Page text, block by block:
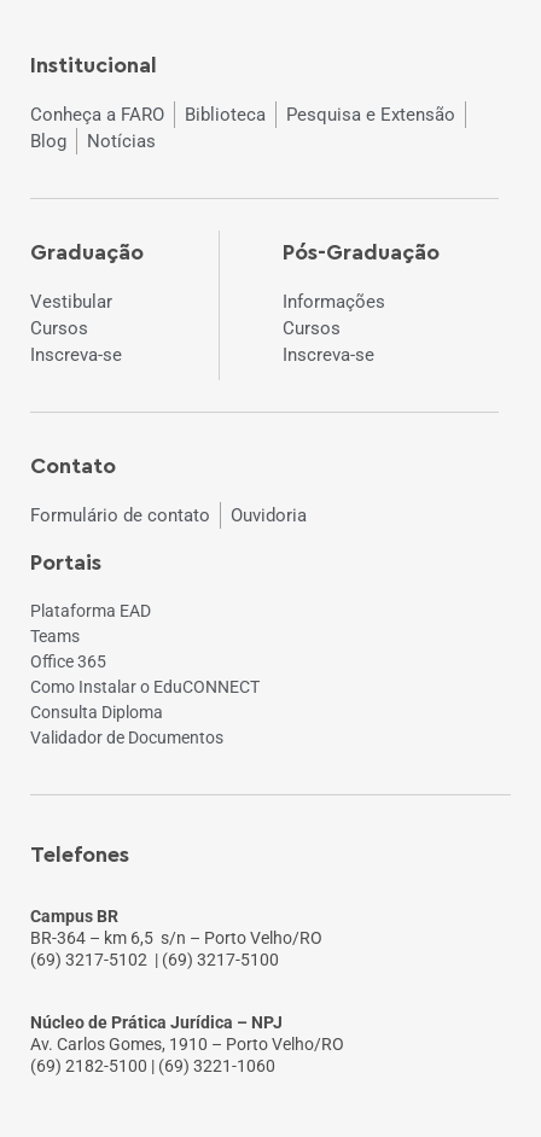
Institucional
Conheça a FARO Biblioteca
Pesquisa e Extensão
Blog
Notícias
Graduação
Vestibular
Cursos
Inscreva-se
Pós-Graduação
Informações
Cursos
Inscreva-se
Contato
Formulário de contato Ouvidoria
Portais
Plataforma EAD
Teams
Office 365
Como Instalar o EduCONNECT
Consulta Diploma
Validador de Documentos
Telefones
Campus BR
BR-364 – km 6,5 s/n – Porto Velho/RO
(69) 3217-5102 | (69) 3217-5100
Núcleo de Prática Jurídica – NPJ
Av. Carlos Gomes, 1910 – Porto Velho/RO
(69) 2182-5100 | (69) 3221-1060